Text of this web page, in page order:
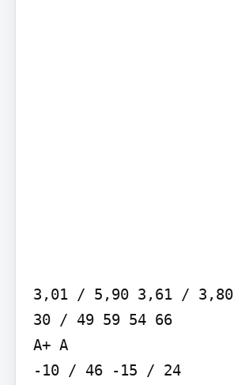
3,01 / 5,90 3,61 / 3,80
30 / 49 59 54 66
A+ A
-10 / 46 -15 / 24